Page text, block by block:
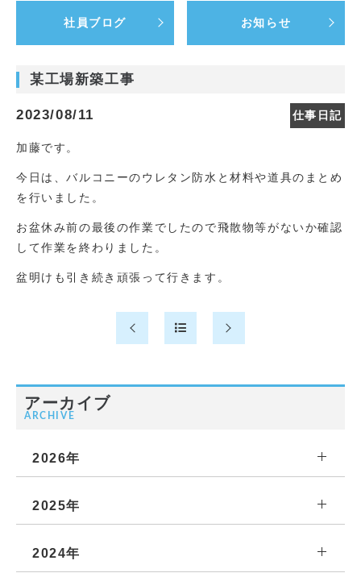
社員ブログ お知らせ
某工場新築工事
2023/08/11 仕事日記
加藤です。
今日は、バルコニーのウレタン防水と材料や道具のまとめ
を行いました。
お盆休み前の最後の作業でしたので飛散物等がないか確認
して作業を終わりました。
盆明けも引き続き頑張って行きます。
アーカイブ
ARCHIVE
2026年
2025年
2024年